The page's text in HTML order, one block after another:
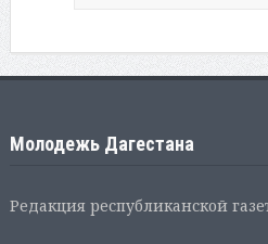
Молодежь Дагестана
Редакция республиканской